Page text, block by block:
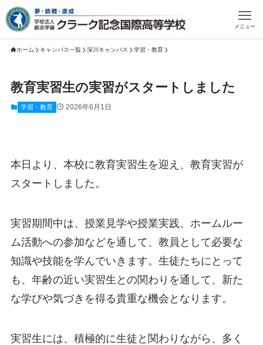
メニュー
ホーム キャンパス一覧 深川キャンパス 学習・教育
教育実習生の実習がスタートしました
学習・教育 2026年6月1日
本日より、本校に教育実習生を迎え、教育実習が
スタートしました。
実習期間中は、授業見学や授業実践、ホームルー
ム活動への参加などを通して、教員として必要な
知識や技能を学んでいきます。生徒たちにとって
も、年齢の近い実習生との関わりを通して、新た
な学びや気づきを得る貴重な機会となります。
実習生には、積極的に生徒と関わりながら、多く